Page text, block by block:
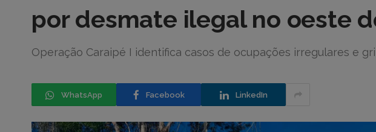
por desmate ilegal no oeste
Operação Caraipé I identifica casos de ocupações irregulares e
WhatsApp Facebook LinkedIn